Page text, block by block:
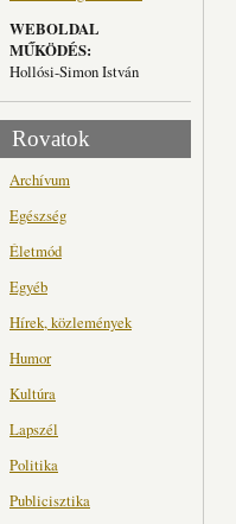
WEBOLDAL
MŰKÖDÉS:
Hollósi-Simon István
Rovatok
Archívum
Egészség
Életmód
Egyéb
Hírek, közlemények
Humor
Kultúra
Lapszél
Politika
Publicisztika